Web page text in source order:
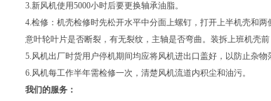
3.新风机使用5000小时后要更换轴承油脂。
4.检修：机壳检修时先松开水平中分面上螺钉，打开上半机壳和
意叶轮叶片是否断裂，有无裂纹，主轴是否弯曲。装拆上班机壳
5.风机出厂时货用户停机期间均应将风机进出口盖好，以防止杂物
6.风机每工作半年需检修一次，清楚风机流道内积尘和油污。
我们的服务：